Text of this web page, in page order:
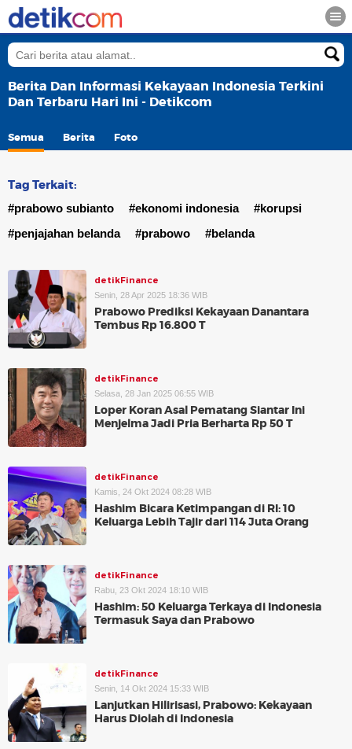
Berita Dan Informasi Kekayaan Indonesia Terkini
Dan Terbaru Hari Ini - Detikcom
Semua Berita Foto
Tag Terkait:
#prabowo subianto #ekonomi indonesia
#korupsi
#penjajahan belanda
#prabowo #belanda
detikFinance
Senin, 28 Apr 2025 18:36 WIB
Prabowo Prediksi Kekayaan Danantara
Tembus Rp 16.800 T
detikFinance
Selasa, 28 Jan 2025 06:55 WIB
Loper Koran Asal Pematang Siantar Ini
Menjelma Jadi Pria Berharta Rp 50 T
detikFinance
Kamis, 24 Okt 2024 08:28 WIB
Hashim Bicara Ketimpangan di RI: 10
Keluarga Lebih Tajir dari 114 Juta Orang
detikFinance
Rabu, 23 Okt 2024 18:10 WIB
Hashim: 50 Keluarga Terkaya di Indonesia
Termasuk Saya dan Prabowo
detikFinance
Senin, 14 Okt 2024 15:33 WIB
Lanjutkan Hilirisasi, Prabowo: Kekayaan
Harus Diolah di Indonesia